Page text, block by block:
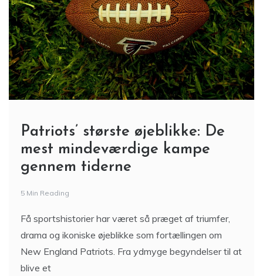
Patriots’ største øjeblikke: De
mest mindeværdige kampe
gennem tiderne
5 Min Reading
Få sportshistorier har været så præget af triumfer,
drama og ikoniske øjeblikke som fortællingen om
New England Patriots. Fra ydmyge begyndelser til at
blive et